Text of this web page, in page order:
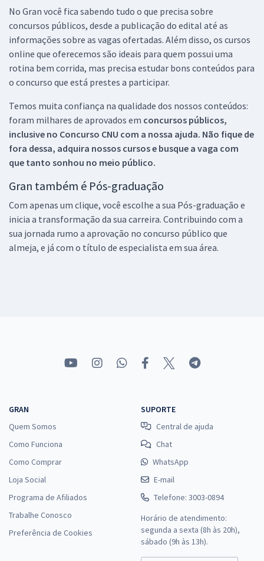
No Gran você fica sabendo tudo o que precisa sobre
concursos públicos, desde a publicação do edital até as
informações sobre as vagas ofertadas. Além disso, os cursos
online que oferecemos são ideais para quem possui uma
rotina bem corrida, mas precisa estudar bons conteúdos para
o concurso que está prestes a participar.
Temos muita confiança na qualidade dos nossos conteúdos:
foram milhares de aprovados em concursos públicos,
inclusive no Concurso CNU com a nossa ajuda. Não fique de
fora dessa, adquira nossos cursos e busque a vaga com
que tanto sonhou no meio público.
Gran também é Pós-graduação
Com apenas um clique, você escolhe a sua Pós-graduação e
inicia a transformação da sua carreira. Contribuindo com a
sua jornada rumo a aprovação no concurso público que
almeja, e já com o título de especialista em sua área.
GRAN
Quem Somos
Como Funciona
Como Comprar
Loja Social
Programa de Afiliados
Trabalhe Conosco
Preferência de Cookies
SUPORTE
Central de ajuda
Chat
WhatsApp
E-mail
Telefone: 3003-0894
Horário de atendimento:
segunda a sexta (8h às 20h),
sábado (9h às 13h).